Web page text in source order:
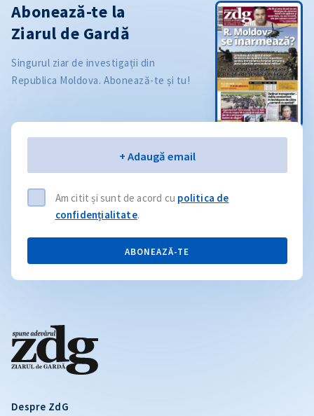
Despre ZdG
Abonează-te la
Ziarul de Gardă
Singurul ziar de investigații din
Republica Moldova. Abonează-te și tu!
+ Adaugă email
Am citit și sunt de acord cu politica de
confidențialitate.
ABONEAZĂ-TE